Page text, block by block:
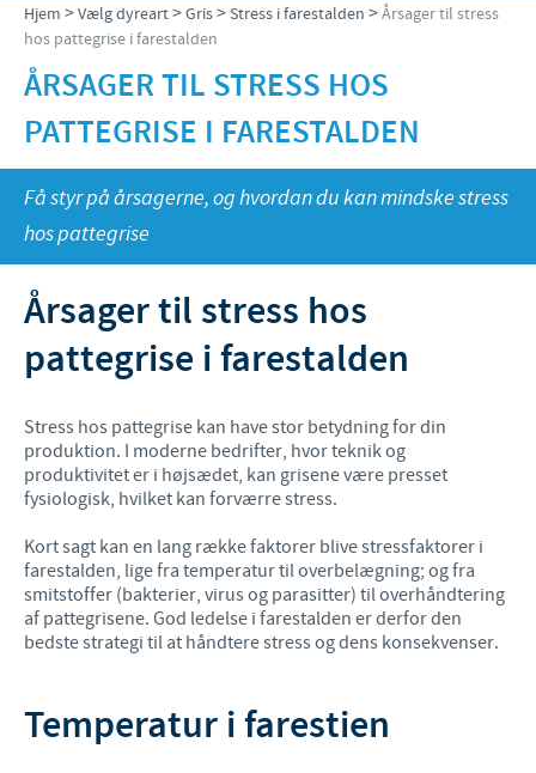
Til stordyr
Kæledyr
Gris
Kvæg
Fjerkræ
NYHEDER & EVENTS
TIL FORHANDLERE
Materiale til download
Ceva Onlineuddannelse
KONTAKT
Ledelsen Ceva Nordic
Fjerkræ, fagspecialister
Grise, fagspecialister
Kæledyr, fagspecialister
Administration og marketing
Ansøg om sponsorat
Indberetning af bivirkninger
Hjem >Vælg dyreart>Gris>Stress i farestalden >Årsager til stress
hos pattegrise i farestalden
ÅRSAGER TIL STRESS HOS
PATTEGRISE I FARESTALDEN
Få styr på årsagerne, og hvordan du kan mindske stress
hos pattegrise
Årsager til stress hos
pattegrise i farestalden
Stress hos pattegrise kan have stor betydning for din
produktion. I moderne bedrifter, hvor teknik og
produktivitet er i højsædet, kan grisene være presset
fysiologisk, hvilket kan forværre stress.
Kort sagt kan en lang række faktorer blive stressfaktorer i
farestalden, lige fra temperatur til overbelægning; og fra
smitstoffer (bakterier, virus og parasitter) til overhåndtering
af pattegrisene. God ledelse i farestalden er derfor den
bedste strategi til at håndtere stress og dens konsekvenser.
Temperatur i farestien